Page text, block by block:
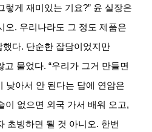
렇게 재미있는 기요?” 윤 실장은
오. 우리나라도 그 정도 제품은
했다. 단순한 잡담이었지만
고 물었다. “우리가 그거 만들면
낮아서 안 된다는 답에 연암은
이 없으면 외국 가서 배워 오고,
초빙하면 될 것 아니오. 한번